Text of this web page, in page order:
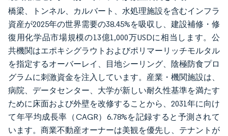
橋梁、トンネル、カルバート、水処理施設を含むインフラ
資産が2025年の世界需要の38.45%を吸収し、建設補修・修
復用化学品市場規模の13億1,000万USDに相当します。公
共機関はエポキシグラウトおよびポリマーリッチモルタル
を指定するオーバーレイ、目地シーリング、陰極防食プロ
グラムに刺激資金を注入しています。産業・機関施設は、
病院、データセンター、大学が新しい耐久性基準を満たす
ために床面および外壁を改修することから、2031年に向け
て年平均成長率（CAGR）6.78%を記録すると予測されて
います。商業不動産オーナーは美観を優先し、テナントが